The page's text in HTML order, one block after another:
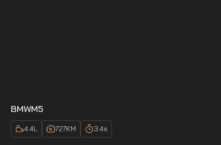
BMWM5
4.4L 727KM 3.4s